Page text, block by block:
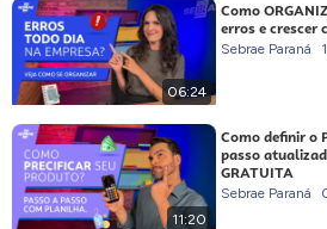
06:24
Como
erros e crescer
Sebrae Paraná
11:20
Como definir o
passo
GRATUITA
Sebrae Paraná